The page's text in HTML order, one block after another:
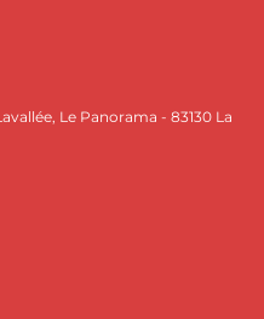
Le Panorama - 83130 La